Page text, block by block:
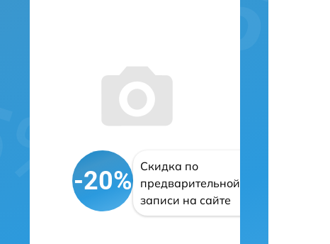
-20%
Скидка по
предварительной
записи на сайте